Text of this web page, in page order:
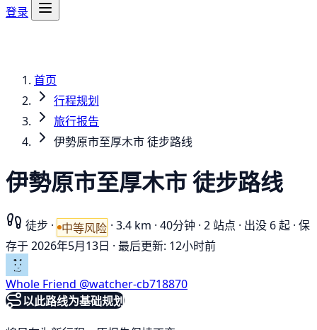
登录
首页
行程规划
旅行报告
伊勢原市至厚木市 徒步路线
伊勢原市至厚木市 徒步路线
徒步 · 中等风险 · 3.4 km · 40分钟 · 2 站点 · 出没 6 起 · 保
存于 2026年5月13日 · 最后更新: 12小时前
Whole Friend @watcher-cb718870
以此路线为基础规划